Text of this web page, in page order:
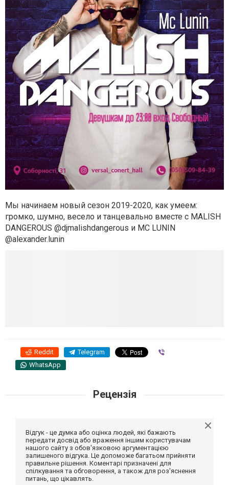
Мы начинаем новый сезон 2019-2020, как умеем:
громко, шумно, весело и танцевально вместе с MALISH
DANGEROUS @djmalishdangerous и MC LUNIN
@alexander.lunin
Reddit Telegram
WhatsApp
Рецензія
Відгук - це думка або оцінка людей, які бажають
передати досвід або враження іншим користувачам
нашого сайту з обов'язковою аргументацією
залишеного відгука. Це допоможе багатьом прийняти
правильне рішення. Коментарі призначені для
спілкування та обговорення, а також для роз'яснення
питань, що цікавлять.